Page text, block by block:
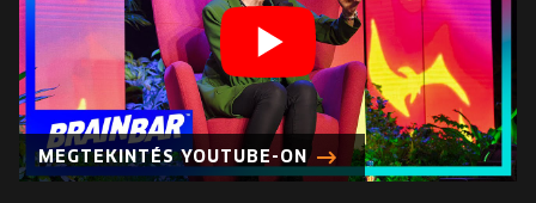
MEGTEKINTÉS YOUTUBE-ON